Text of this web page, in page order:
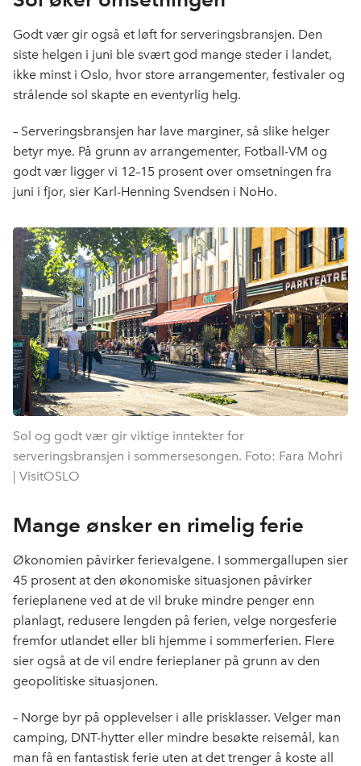
Godt vær gir også et løft for serveringsbransjen. Den
siste helgen i juni ble svært god mange steder i landet,
ikke minst i Oslo, hvor store arrangementer, festivaler og
strålende sol skapte en eventyrlig helg.
– Serveringsbransjen har lave marginer, så slike helger
betyr mye. På grunn av arrangementer, Fotball-VM og
godt vær ligger vi 12–15 prosent over omsetningen fra
juni i fjor, sier Karl-Henning Svendsen i NoHo.
Sol og godt vær gir viktige inntekter for
serveringsbransjen i sommersesongen. Foto: Fara Mohri
| VisitOSLO
Mange ønsker en rimelig ferie
Økonomien påvirker ferievalgene. I sommergallupen sier
45 prosent at den økonomiske situasjonen påvirker
ferieplanene ved at de vil bruke mindre penger enn
planlagt, redusere lengden på ferien, velge norgesferie
fremfor utlandet eller bli hjemme i sommerferien. Flere
sier også at de vil endre ferieplaner på grunn av den
geopolitiske situasjonen.
– Norge byr på opplevelser i alle prisklasser. Velger man
camping, DNT-hytter eller mindre besøkte reisemål, kan
man få en fantastisk ferie uten at det trenger å koste all